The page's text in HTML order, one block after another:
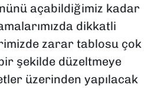
açabildiğimiz kadar
dikkatli
zarar tablosu çok
şekilde düzeltmeye
üzerinden yapılacak